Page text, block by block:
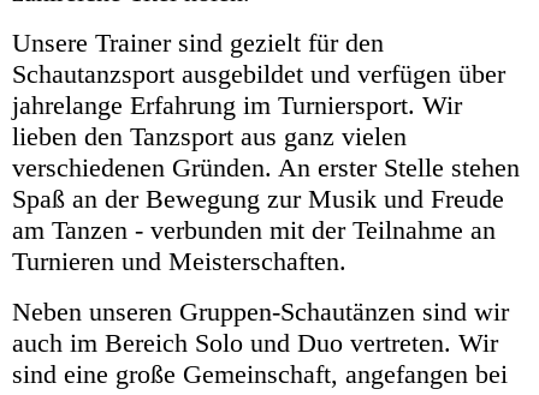
Unsere Trainer sind gezielt für den
Schautanzsport ausgebildet und verfügen über
jahrelange Erfahrung im Turniersport. Wir
lieben den Tanzsport aus ganz vielen
verschiedenen Gründen. An erster Stelle stehen
Spaß an der Bewegung zur Musik und Freude
am Tanzen - verbunden mit der Teilnahme an
Turnieren und Meisterschaften.
Neben unseren Gruppen-Schautänzen sind wir
auch im Bereich Solo und Duo vertreten. Wir
sind eine große Gemeinschaft, angefangen bei